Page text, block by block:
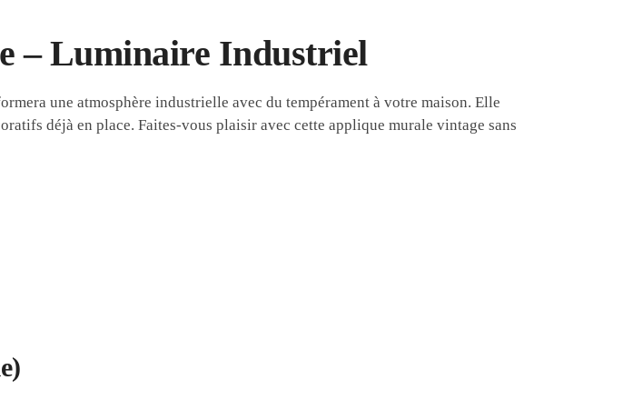
– Luminaire Industriel
une atmosphère industrielle avec du tempérament à votre maison. Elle
déjà en place. Faites-vous plaisir avec cette applique murale vintage sans